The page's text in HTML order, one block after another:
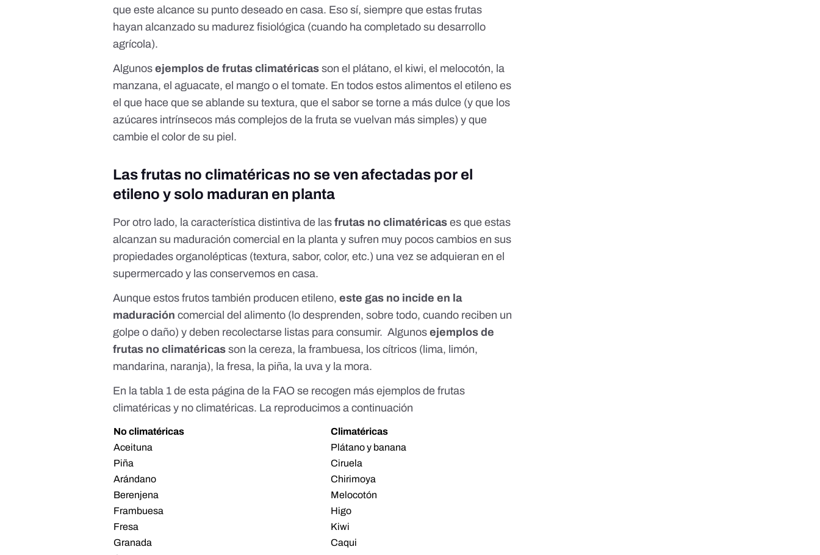
que este alcance su punto deseado en casa. Eso sí, siempre que estas frutas
hayan alcanzado su madurez fisiológica (cuando ha completado su desarrollo
agrícola).
Algunos ejemplos de frutas climatéricas son el plátano, el kiwi, el melocotón, la
manzana, el aguacate, el mango o eltomate. En todos estos alimentos el etileno es
el que hace que se ablande su textura, que el sabor se torne a más dulce (y que los
azúcares intrínsecos más complejos de la fruta se vuelvan más simples) y que
cambie el color de su piel.
Las frutas no climatéricas no se ven afectadas por el
etileno y solo maduran en planta
Por otro lado, la característica distintiva de lasfrutas no climatéricas es que estas
alcanzan su maduración comercial en la planta y sufren muy pocos cambios en sus
propiedades organolépticas (textura, sabor, color, etc.) una vez se adquieran en el
supermercado y las conservemos en casa.
Aunque estos frutos también producen etileno,este gas no incide en la
maduración comercial del alimento (lo desprenden, sobre todo,cuando reciben un
golpe o daño) y deben recolectarse listas para consumir. Algunosejemplos de
frutas no climatéricasson la cereza, la frambuesa, los cítricos (lima, limón,
mandarina, naranja), la fresa, la piña, la uva y la mora.
En latabla 1 de esta página de la FAO se recogen más ejemplos de frutas
climatéricas y no climatéricas. La reproducimos a continuación
No climatéricas
Climatéricas
Aceituna
Plátano y banana
Piña
Ciruela
Arándano
Chirimoya
Berenjena
Melocotón
Frambuesa
Higo
Fresa
Kiwi
Granada
Caqui